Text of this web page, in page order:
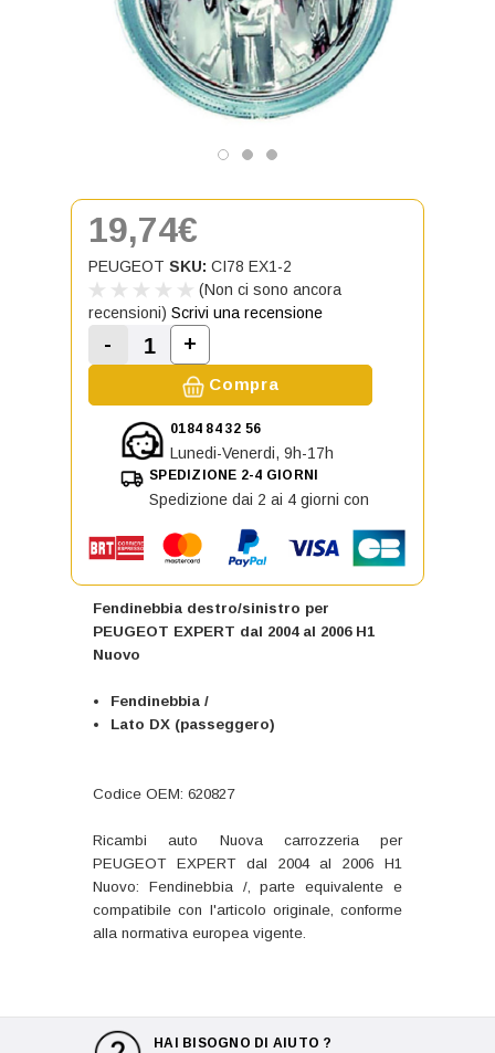
Fendinebbia destro/sinistro per
PEUGEOT EXPERT dal 2004 al 2006 H1
Nuovo
Fendinebbia /
Lato DX (passeggero)
Codice OEM: 620827
Ricambi auto Nuova carrozzeria per
PEUGEOT EXPERT dal 2004 al 2006 H1
Nuovo: Fendinebbia /, parte equivalente e
compatibile con l'articolo originale, conforme
alla normativa europea vigente.
19,74€
PEUGEOT SKU: CI78 EX1-2
(Non ci sono ancora
recensioni) Scrivi una recensione
Diminuisci la quantità di Fendinebbia
-
Aumenta la quantità di
+
Compra
0184 84 32 56
Lunedi-Venerdi, 9h-17h
SPEDIZIONE 2-4 GIORNI
Spedizione dai 2 ai 4 giorni con
HAI BISOGNO DI AIUTO ?